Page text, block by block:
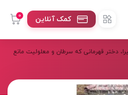
0 کمک آنلاین
دختر قهرمانی که سرطان و معلولیت مانع